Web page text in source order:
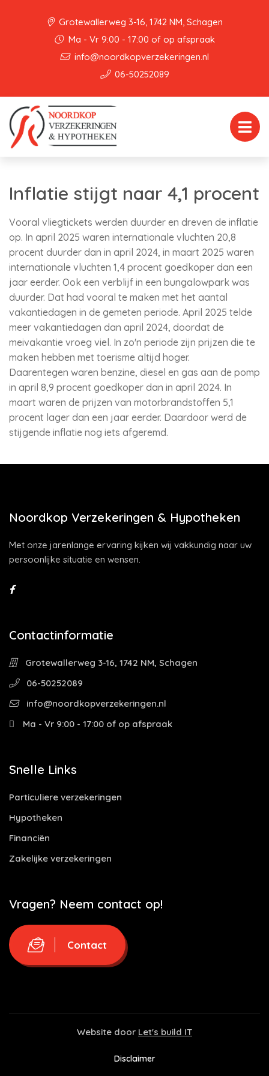
Grotewallerweg 3-16, 1742 NM, Schagen
Ma - Vr 9:00 - 17:00 of op afspraak
info@noordkopverzekeringen.nl
06-50252089
Inflatie stijgt naar 4,1 procent
Vooral vliegtickets werden duurder en dreven de inflatie
op. In april 2025 waren internationale vluchten 20,8
procent duurder dan in april 2024, in maart 2025 waren
internationale vluchten 1,4 procent goedkoper dan een
jaar eerder. Ook een verblijf in een bungalowpark was
duurder. Dat had vooral te maken met het aantal
vakantiedagen in de gemeten periode. April 2025 telde
meer vakantiedagen dan april 2024, doordat de
meivakantie vroeg viel. In zo'n periode zijn prijzen die te
maken hebben met toerisme altijd hoger.
Daarentegen waren benzine, diesel en gas aan de pomp
in april 8,9 procent goedkoper dan in april 2024. In
maart waren de prijzen van motorbrandstoffen 5,1
procent lager dan een jaar eerder. Daardoor werd de
stijgende inflatie nog iets afgeremd.
Noordkop Verzekeringen & Hypotheken
Met onze jarenlange ervaring kijken wij vakkundig naar uw
persoonlijke situatie en wensen.
Contactinformatie
Grotewallerweg 3-16, 1742 NM, Schagen
06-50252089
info@noordkopverzekeringen.nl
Ma - Vr 9:00 - 17:00 of op afspraak
Snelle Links
Particuliere verzekeringen
Hypotheken
Financiën
Zakelijke verzekeringen
Vragen? Neem contact op!
Contact
Website door Let's build IT
Disclaimer